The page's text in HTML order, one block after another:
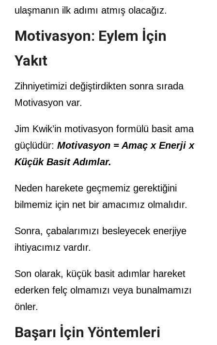
ulaşmanın ilk adımı atmış olacağız.
Motivasyon: Eylem İçin
Yakıt
Zihniyetimizi değiştirdikten sonra sırada
Motivasyon var.
Jim Kwik’in motivasyon formülü basit ama
güçlüdür: Motivasyon = Amaç x Enerji x
Küçük Basit Adımlar.
Neden harekete geçmemiz gerektiğini
bilmemiz için net bir amacımız olmalıdır.
Sonra, çabalarımızı besleyecek enerjiye
ihtiyacımız vardır.
Son olarak, küçük basit adımlar hareket
ederken felç olmamızı veya bunalmamızı
önler.
Başarı İçin Yöntemleri